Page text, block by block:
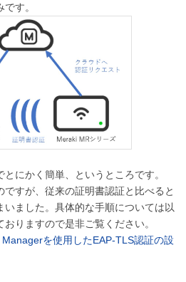
す。
にかく簡単、というところです。
すが、従来の証明書認証と比べると
ました。具体的な手順については以
りますので是非ご覧ください。
を使用したEAP-TLS認証の設